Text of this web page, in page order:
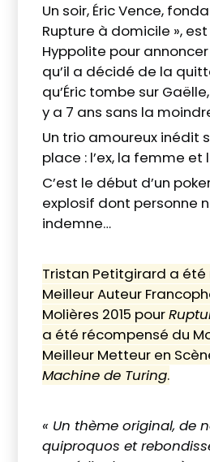
Un soir, Éric Vence,
Rupture à domicile »,
Hyppolite pour
qu’il a décidé de la
qu’Éric tombe sur
y a 7 ans sans la
Un trio amoureux inédit
place : l’ex, la femme et
C’est le début d’un
explosif dont personne
indemne…
Tristan Petitgirard a été
Meilleur Auteur
Molières 2015 pour
a été récompensé du
Meilleur Metteur en
Machine de Turing.
« Un thème original, de
quiproquos et